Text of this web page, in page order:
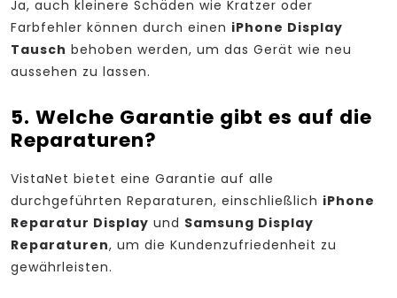
Ja, auch kleinere Schäden wie Kratzer oder
Farbfehler können durch einen iPhone Display
Tausch behoben werden, um das Gerät wie neu
aussehen zu lassen.
5. Welche Garantie gibt es auf die
Reparaturen?
VistaNet bietet eine Garantie auf alle
durchgeführten Reparaturen, einschließlich iPhone
Reparatur Display und Samsung Display
Reparaturen, um die Kundenzufriedenheit zu
gewährleisten.